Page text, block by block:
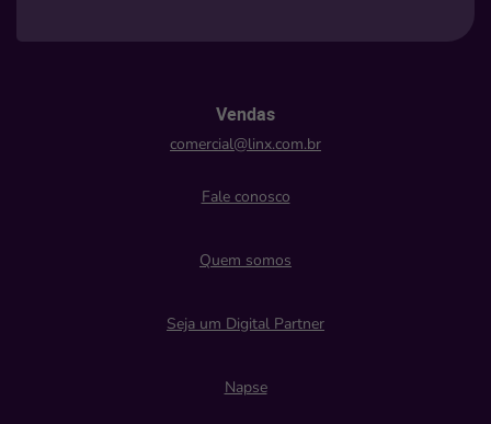
Vendas
comercial@linx.com.br
Fale conosco
Quem somos
Seja um Digital Partner
Napse